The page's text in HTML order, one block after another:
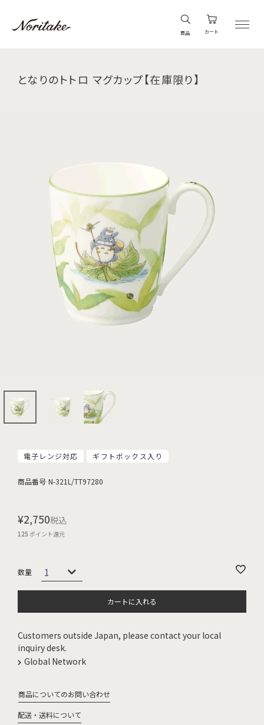
商品 カート
となりのトトロ マグカップ【在庫限り】
電子レンジ対応 ギフトボックス入り
商品番号 N-321L/TT97280
¥2,750税込
125ポイント還元
カートに入れる
Customers outside Japan, please contact your local
inquiry desk.
Global Network
商品についてのお問い合わせ
配送・送料について